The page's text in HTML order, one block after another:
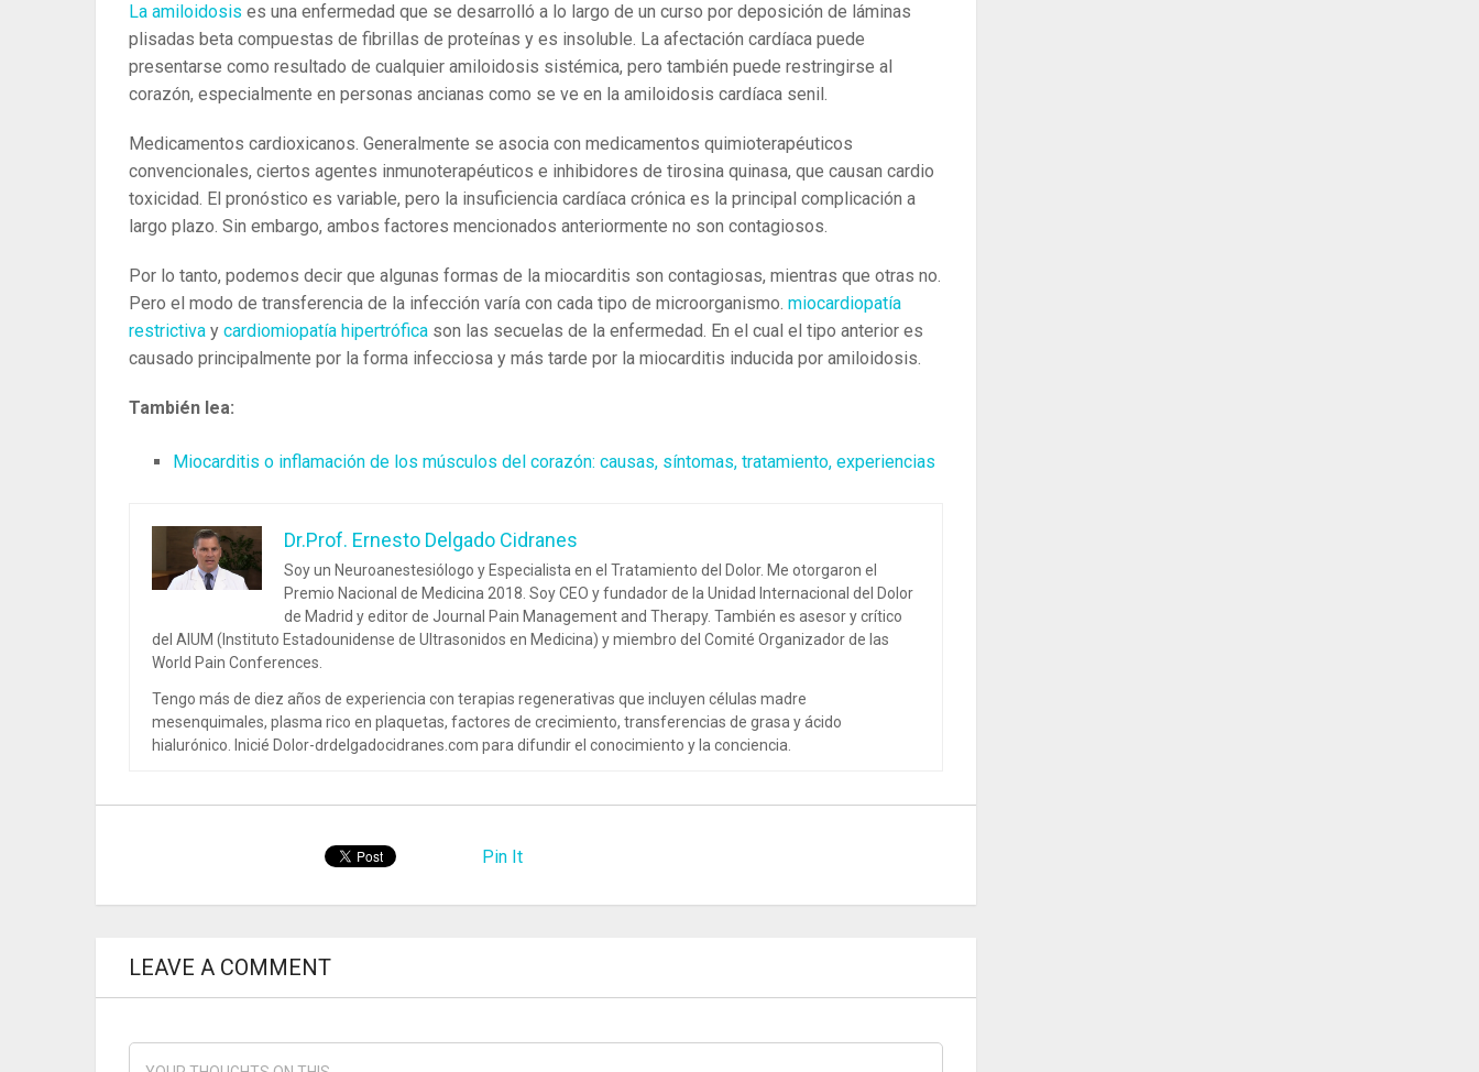
La amiloidosis es una enfermedad que se desarrolló a lo largo de un curso por deposición de láminas
plisadas beta compuestas de fibrillas de proteínas y es insoluble. La afectación cardíaca puede
presentarse como resultado de cualquier amiloidosis sistémica, pero también puede restringirse al
corazón, especialmente en personas ancianas como se ve en la amiloidosis cardíaca senil.
Medicamentos cardioxicanos. Generalmente se asocia con medicamentos quimioterapéuticos
convencionales, ciertos agentes inmunoterapéuticos e inhibidores de tirosina quinasa, que causan cardio
toxicidad. El pronóstico es variable, pero la insuficiencia cardíaca crónica es la principal complicación a
largo plazo. Sin embargo, ambos factores mencionados anteriormente no son contagiosos.
Por lo tanto, podemos decir que algunas formas de la miocarditis son contagiosas, mientras que otras no.
Pero el modo de transferencia de la infección varía con cada tipo de microorganismo. miocardiopatía
restrictiva y cardiomiopatía hipertrófica son ​​las secuelas de la enfermedad. En el cual el tipo anterior es
causado principalmente por la forma infecciosa y más tarde por la miocarditis inducida por amiloidosis.
También lea:
Miocarditis o inflamación de los músculos del corazón: causas, síntomas, tratamiento, experiencias
Dr.Prof. Ernesto Delgado Cidranes
Soy un Neuroanestesiólogo y Especialista en el Tratamiento del Dolor. Me otorgaron el
Premio Nacional de Medicina 2018. Soy CEO y fundador de la Unidad Internacional del Dolor
de Madrid y editor de Journal Pain Management and Therapy. También es asesor y crítico
del AIUM (Instituto Estadounidense de Ultrasonidos en Medicina) y miembro del Comité Organizador de las
World Pain Conferences.
Tengo más de diez años de experiencia con terapias regenerativas que incluyen células madre
mesenquimales, plasma rico en plaquetas, factores de crecimiento, transferencias de grasa y ácido
hialurónico. Inicié Dolor-drdelgadocidranes.com para difundir el conocimiento y la conciencia.
Pin It
LEAVE A COMMENT